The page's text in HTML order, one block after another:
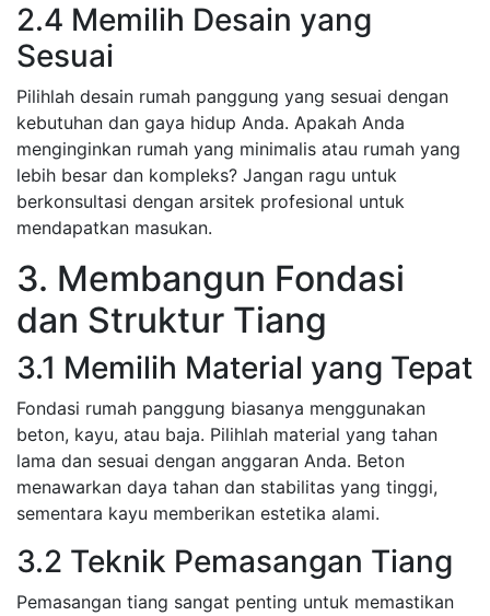
2.4 Memilih Desain yang
Sesuai
Pilihlah desain rumah panggung yang sesuai dengan
kebutuhan dan gaya hidup Anda. Apakah Anda
menginginkan rumah yang minimalis atau rumah yang
lebih besar dan kompleks? Jangan ragu untuk
berkonsultasi dengan arsitek profesional untuk
mendapatkan masukan.
3. Membangun Fondasi
dan Struktur Tiang
3.1 Memilih Material yang Tepat
Fondasi rumah panggung biasanya menggunakan
beton, kayu, atau baja. Pilihlah material yang tahan
lama dan sesuai dengan anggaran Anda. Beton
menawarkan daya tahan dan stabilitas yang tinggi,
sementara kayu memberikan estetika alami.
3.2 Teknik Pemasangan Tiang
Pemasangan tiang sangat penting untuk memastikan